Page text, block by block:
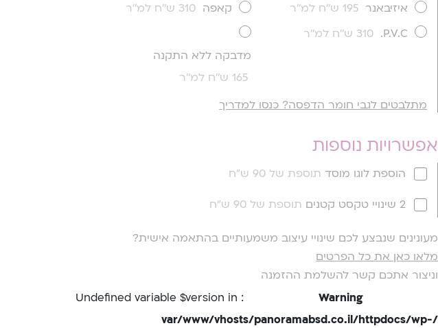
איזיבאנר 195 ש''ח למ''ר קאפה 310 ש''ח למ''ר
P.V.C.
310 ש''ח למ''ר
מדבקה ללא התקנה
165 ש''ח למ''ר
מתלבטים לגבי חומר הדפסה? כנסו למדריך
אפשרויות נוספות
הוספת לוגו מוסד תוספת של 90 ש"ח
2 שינויי טקסט קטנים תוספת של 90 ש"ח
מעונינים שנבצע לכם שינויי עיצוב משמעותיים בהתאמה אישית?
מלאו כאן את כל הפרטים
וניצור אתכם קשר להשלמת ההזמנה
Warning
: Undefined variable $version in
/var/www/vhosts/panoramabsd.co.il/httpdocs/wp-